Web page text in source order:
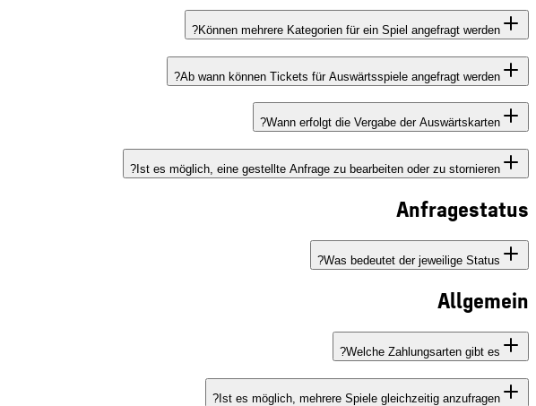
Können mehrere Kategorien für ein Spiel angefragt werden?
Ab wann können Tickets für Auswärtsspiele angefragt werden?
Wann erfolgt die Vergabe der Auswärtskarten?
Ist es möglich, eine gestellte Anfrage zu bearbeiten oder zu stornieren?
Anfragestatus
Was bedeutet der jeweilige Status?
Allgemein
Welche Zahlungsarten gibt es?
Ist es möglich, mehrere Spiele gleichzeitig anzufragen?